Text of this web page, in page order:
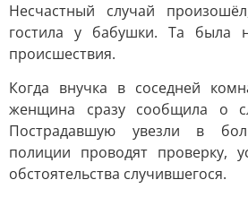
Несчастный случай
гостила у бабушки. Та была
происшествия.
Когда внучка в соседней
женщина сразу сообщила о
Пострадавшую увезли в
полиции проводят проверку,
обстоятельства случившегося.